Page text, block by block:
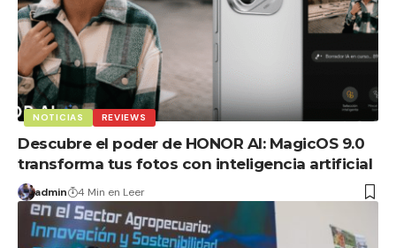
NOTICIAS REVIEWS
Descubre el poder de HONOR AI: MagicOS 9.0
transforma tus fotos con inteligencia artificial
admin 4 Min en Leer